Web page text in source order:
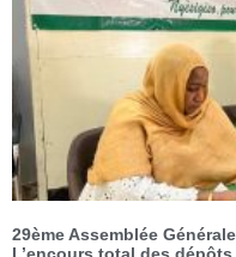
29ème Assemblée
L’encours total des